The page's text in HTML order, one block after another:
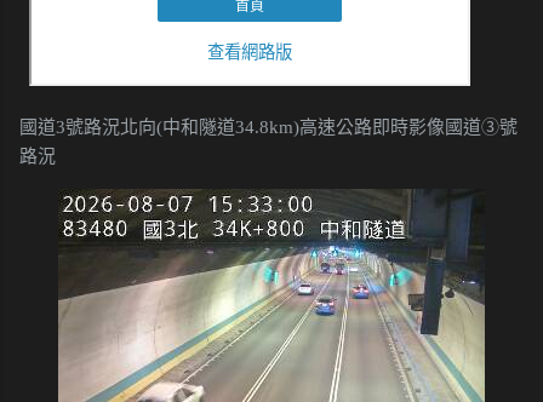
國道3號路況北向(中和隧道34.8km)高速公路即時影像國道③號
路況